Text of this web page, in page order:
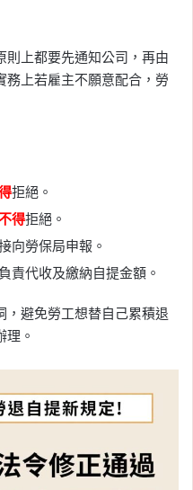
則上都要先通知公司，再由
務上若雇主不願意配合，勞
拒絕。
得拒絕。
向勞保局申報。
責代收及繳納自提金額。
，避免勞工想替自己累積退
理。